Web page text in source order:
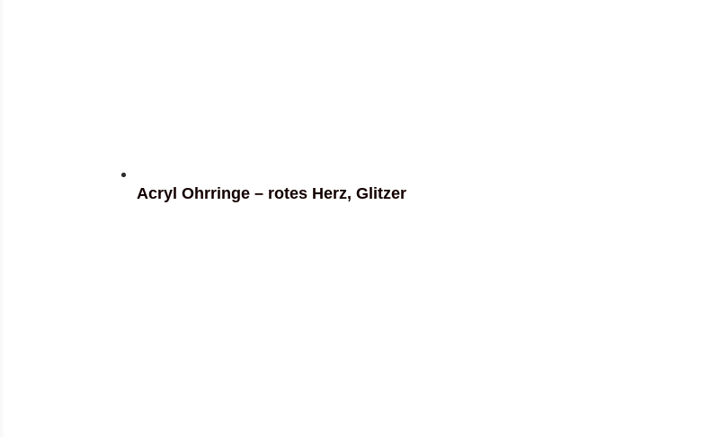
Acryl Ohrringe – rotes Herz, Glitzer